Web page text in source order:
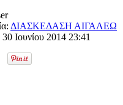
ΔΙΑΣΚΕΔΑΣΗ ΑΙΓΑΛΕΩ
Ιουνίου 2014 23:41